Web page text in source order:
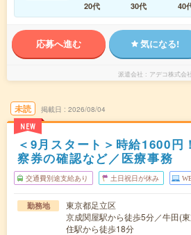
20代
30代 40
応募へ進む 気になる!
派遣会社 アデコ株式会社
未読
NEW
掲載日 2026/08/04
＜9月スタート＞時給1600円
察券の確認など／医療事務
交通費別途支給あり 土日祝日が休み
勤務地
東京都足立区
京成関屋駅から徒歩5分／牛田(
住駅から徒歩18分